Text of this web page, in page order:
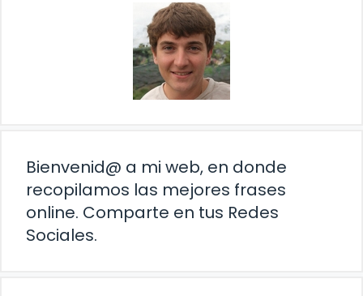
Bienvenid@ a mi web, en donde
recopilamos las mejores frases
online. Comparte en tus Redes
Sociales.